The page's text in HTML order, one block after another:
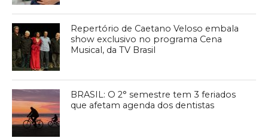
Repertório de Caetano Veloso embala
show exclusivo no programa Cena
Musical, da TV Brasil
BRASIL: O 2° semestre tem 3 feriados
que afetam agenda dos dentistas